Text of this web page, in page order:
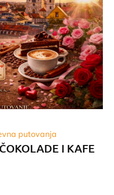
putovanja
I KAFE